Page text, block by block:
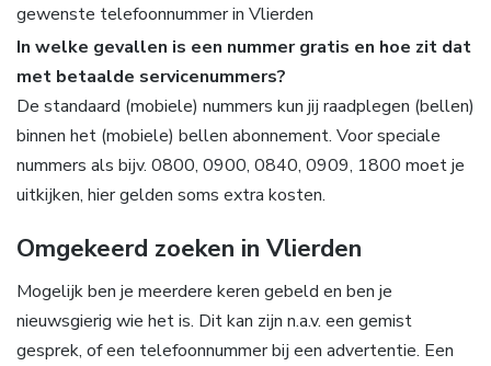
gewenste telefoonnummer in Vlierden
In welke gevallen is een nummer gratis en hoe zit dat
met betaalde servicenummers?
De standaard (mobiele) nummers kun jij raadplegen (bellen)
binnen het (mobiele) bellen abonnement. Voor speciale
nummers als bijv. 0800, 0900, 0840, 0909, 1800 moet je
uitkijken, hier gelden soms extra kosten.
Omgekeerd zoeken in Vlierden
Mogelijk ben je meerdere keren gebeld en ben je
nieuwsgierig wie het is. Dit kan zijn n.a.v. een gemist
gesprek, of een telefoonnummer bij een advertentie. Een